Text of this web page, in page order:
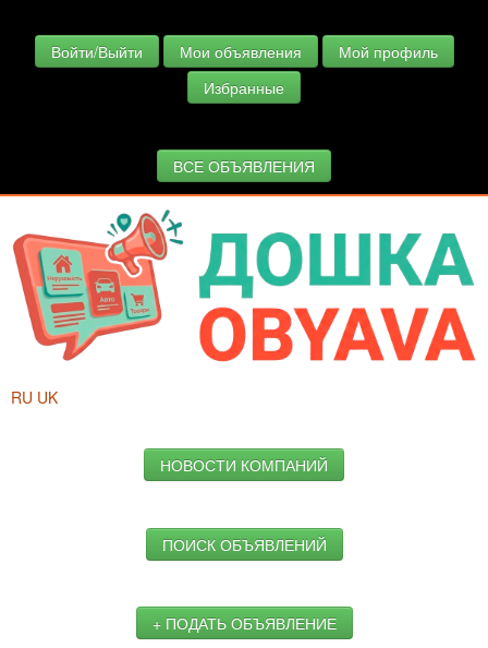
Войти/Выйти Мои объявления
Мой профиль
Избранные
ВСЕ ОБЪЯВЛЕНИЯ
RU UK
НОВОСТИ КОМПАНИЙ
ПОИСК ОБЪЯВЛЕНИЙ
+ ПОДАТЬ ОБЪЯВЛЕНИЕ